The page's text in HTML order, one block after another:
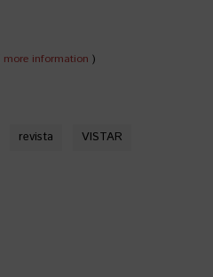
more information )
revista VISTAR